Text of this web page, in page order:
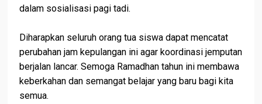
dalam sosialisasi pagi tadi.
Diharapkan seluruh orang tua siswa dapat mencatat
perubahan jam kepulangan ini agar koordinasi jemputan
berjalan lancar. Semoga Ramadhan tahun ini membawa
keberkahan dan semangat belajar yang baru bagi kita
semua.